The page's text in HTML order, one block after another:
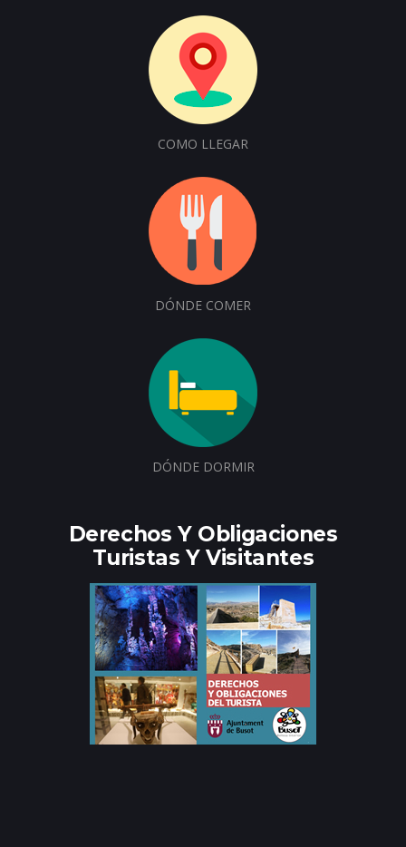
COMO LLEGAR
DÓNDE COMER
DÓNDE DORMIR
Derechos Y Obligaciones
Turistas Y Visitantes